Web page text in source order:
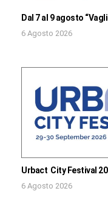
Dal 7 al 9 agosto
6 Agosto 2026
Urbact City Festival
6 Agosto 2026